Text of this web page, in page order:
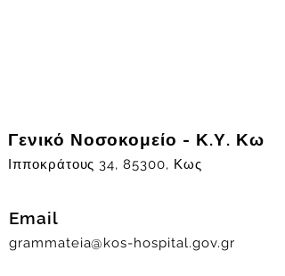
Γενικό Νοσοκομείο - Κ.Υ. Κω
Ιπποκράτους 34, 85300, Κως
Email
grammateia@kos-hospital.gov.gr